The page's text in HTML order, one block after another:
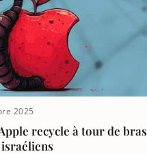
2025
recycle à tour de bras
israéliens